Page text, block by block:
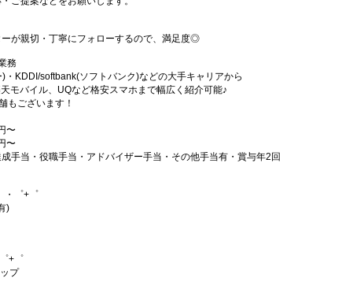
が親切・丁寧にフォローするので、満足度◎
務
KDDI/softbank(ソフトバンク)などの大手キャリアから
モバイル、UQなど格安スマホまで幅広く紹介可能♪
もございます！
〜
〜
手当・役職手当・アドバイザー手当・その他手当有・賞与年2回
・゜+゜
)
+゜
プ